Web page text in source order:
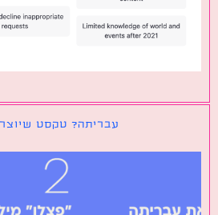
עבריתה? טקסט שיוצר ״אתר